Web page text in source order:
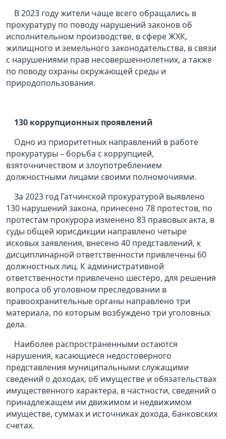
В 2023 году жители чаще всего обращались в
прокуратуру по поводу нарушений законов об
исполнительном производстве, в сфере ЖХК,
жилищного и земельного законодательства, в связи
с нарушениями прав несовершеннолетних, а также
по поводу охраны окружающей среды и
природопользования.
130 коррупционных проявлений
Одно из приоритетных направлений в работе
прокуратуры – борьба с коррупцией,
взяточничеством и злоупотреблением
должностными лицами своими полномочиями.
За 2023 год Гатчинской прокуратурой выявлено
130 нарушений закона, принесено 78 протестов, по
протестам прокурора изменено 83 правовых акта, в
суды общей юрисдикции направлено четыре
исковых заявления, внесено 40 представлений, к
дисциплинарной ответственности привлечены 60
должностных лиц. К административной
ответственности привлечено шестеро, для решения
вопроса об уголовном преследовании в
правоохранительные органы направлено три
материала, по которым возбуждено три уголовных
дела.
Наиболее распространенными остаются
нарушения, касающиеся недостоверного
представления муниципальными служащими
сведений о доходах, об имуществе и обязательствах
имущественного характера, в частности, сведений о
принадлежащем им движимом и недвижимом
имуществе, суммах и источниках дохода, банковских
счетах.